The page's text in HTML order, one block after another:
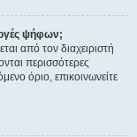
ψήφων;
από τον διαχειριστή
περισσότερες
όριο, επικοινωνείτε